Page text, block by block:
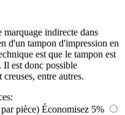
marquage indirecte dans
d'un tampon d'impression en
est que le tampon est
Il est donc possible
entre autres.
pièce) Économisez 5%